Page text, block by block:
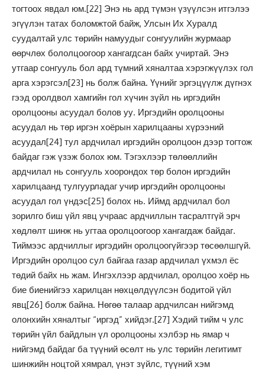
тогтоох явдал юм.[22] Энэ нь ард түмэн үзүүлсэн итгэлээ
эгүүлэн татах боломжтой байж, Улсын Их Хуралд
суудалтай улс төрийн намуудыг сонгуулийн журмаар
өөрчлөх бололцоогоор хангагдсан байх учиртай. Энэ
утгаар сонгууль бол ард түмний хяналтаа хэрэгжүүлэх гол
арга хэрэгсэл[23] нь болж байна. Үүнийг эргэцүүлж дүгнэх
гээд оролдвол хамгийн гол хүчин зүйл нь иргэдийн
оролцооны асуудал болов уу. Иргэдийн оролцооны
асуудал нь төр иргэн хоёрын харилцааны хүрээний
асуудал[24] тул ардчилал иргэдийн оролцоон дээр тогтож
байдаг гэж үзэж болох юм. Тэгэхлээр төлөөллийн
ардчилал нь сонгууль хоорондох төр болон иргэдийн
харилцаанд тулгуурладаг учир иргэдийн оролцооны
асуудал гол үндэс[25] болох нь. Иймд ардчилал бол
зорилго биш үйл явц учраас ардчиллын тасралтгүй эрч
хөдлөлт шинж нь угтаа оролцоогоор хангагдаж байдаг.
Тиймээс ардчиллыг иргэдийн оролцоогүйгээр төсөөлшгүй.
Иргэдийн оролцоо сул байгаа газар ардчилал үхмэл ёс
төдий байх нь жам. Ингэхлээр ардчилал, оролцоо хоёр нь
бие биенийгээ харилцан нөхцөлдүүлсэн бодитой үйл
явц[26] болж байна. Нөгөө талаар ардчилсан нийгэмд
олонхийн хяналтыг “иргэд” хийдэг.[27] Хэдий тийм ч улс
төрийн үйл байдлын үл оролцооны хэлбэр нь ямар ч
нийгэмд байдаг ба түүний өсөлт нь улс төрийн легитимт
шинжийн ноцтой хямрал, үнэт зүйлс, түүний хэм